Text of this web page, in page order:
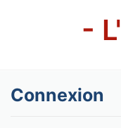
- L'
Connexion